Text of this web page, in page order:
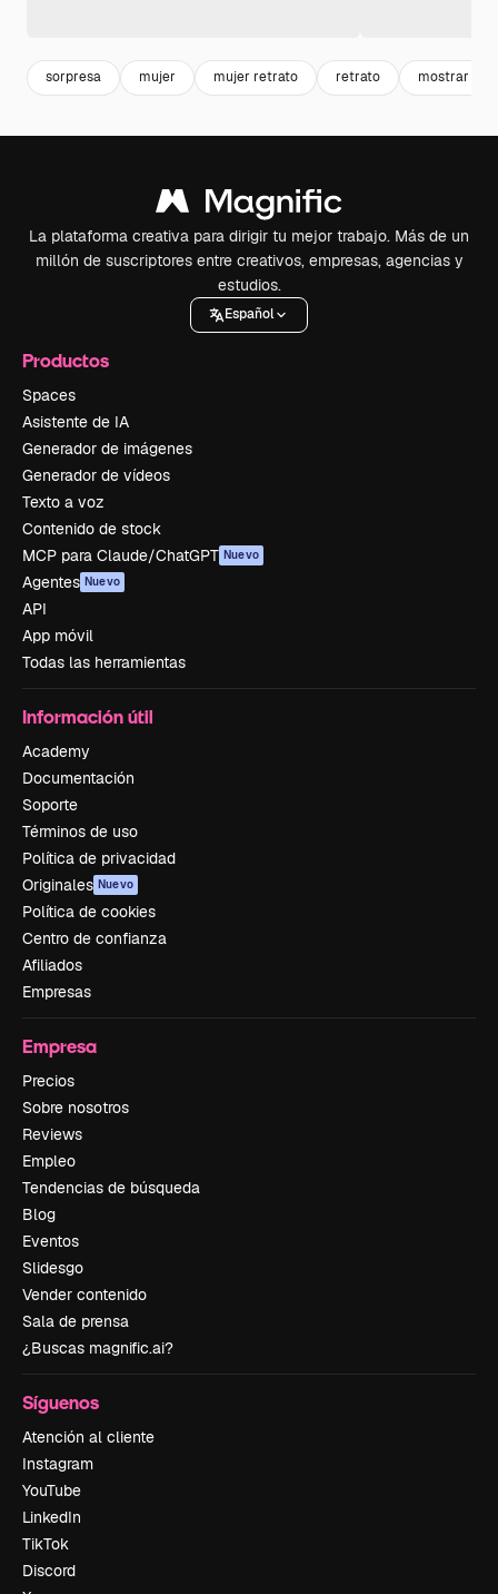
sorpresa mujer mujer retrato retrato mostrar
La plataforma creativa para dirigir tu mejor trabajo. Más de un
millón de suscriptores entre creativos, empresas, agencias y
estudios.
Español
Productos
Spaces
Asistente de IA
Generador de imágenes
Generador de vídeos
Texto a voz
Contenido de stock
MCP para Claude/ChatGPT Nuevo
Agentes Nuevo
API
App móvil
Todas las herramientas
Información útil
Academy
Documentación
Soporte
Términos de uso
Política de privacidad
Originales Nuevo
Política de cookies
Centro de confianza
Afiliados
Empresas
Empresa
Precios
Sobre nosotros
Reviews
Empleo
Tendencias de búsqueda
Blog
Eventos
Slidesgo
Vender contenido
Sala de prensa
¿Buscas magnific.ai?
Síguenos
Atención al cliente
Instagram
YouTube
LinkedIn
TikTok
Discord